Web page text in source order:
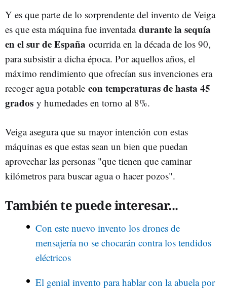
Y es que parte de lo sorprendente del invento de Veiga
es que esta máquina fue inventada durante la sequía
en el sur de España ocurrida en la década de los 90,
para subsistir a dicha época. Por aquellos años, el
máximo rendimiento que ofrecían sus invenciones era
recoger agua potable con temperaturas de hasta 45
grados y humedades en torno al 8%.
Veiga asegura que su mayor intención con estas
máquinas es que estas sean un bien que puedan
aprovechar las personas "que tienen que caminar
kilómetros para buscar agua o hacer pozos".
También te puede interesar...
Con este nuevo invento los drones de
mensajería no se chocarán contra los tendidos
eléctricos
El genial invento para hablar con la abuela por